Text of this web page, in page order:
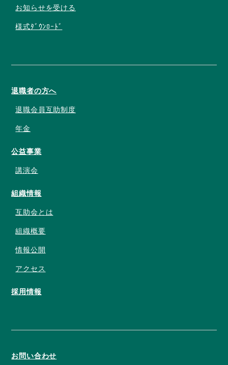
お知らせを受ける
様式ﾀﾞｳﾝﾛｰﾄﾞ
退職者の方へ
退職会員互助制度
年金
公益事業
講演会
組織情報
互助会とは
組織概要
情報公開
アクセス
採用情報
お問い合わせ